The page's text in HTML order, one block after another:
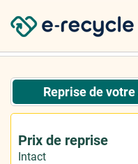
Reprise de
Prix de reprise
Intact